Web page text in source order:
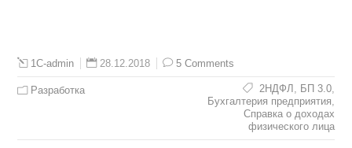
1C-admin 28.12.2018 5 Comments
Разработка 2НДФЛ БП 3.0,
Бухгалтерия предприятия
Справка о доходах
физического лица